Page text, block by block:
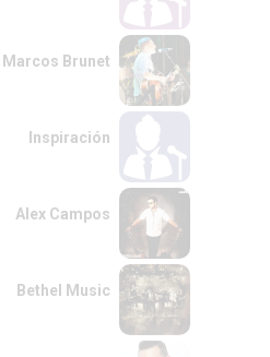
Marcos Brunet
Inspiración
Alex Campos
Bethel Music